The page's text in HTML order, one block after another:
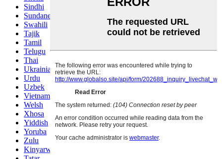
Sindhi
Sundanese
Swahili
Tajik
Tamil
Telugu
Thai
Ukrainian
Urdu
Uzbek
Vietnamese
Welsh
Xhosa
Yiddish
Yoruba
Zulu
Kinyarwanda